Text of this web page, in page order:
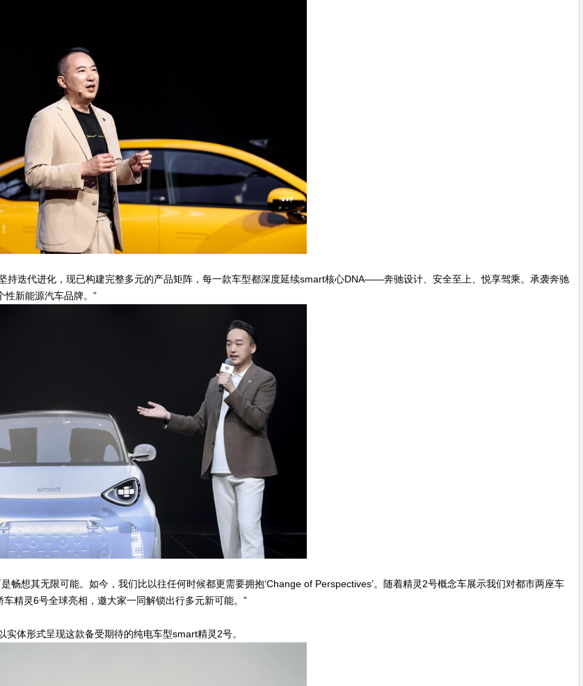
持迭代进化，现已构建完整多元的产品矩阵，每一款车型都深度延续smart核心DNA——奔驰设计、安全至上、悦享驾乘。承袭奔驰
性新能源汽车品牌。”
畅想其无限可能。如今，我们比以往任何时候都更需要拥抱‘Change of Perspectives’。随着精灵2号概念车展示我们对都市两座车
精灵6号全球亮相，邀大家一同解锁出行多元新可能。”
体形式呈现这款备受期待的纯电车型smart精灵2号。